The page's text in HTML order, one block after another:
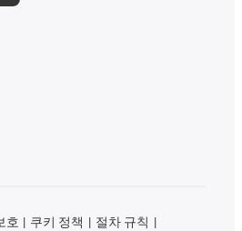
호 쿠키 정책
절차 규칙